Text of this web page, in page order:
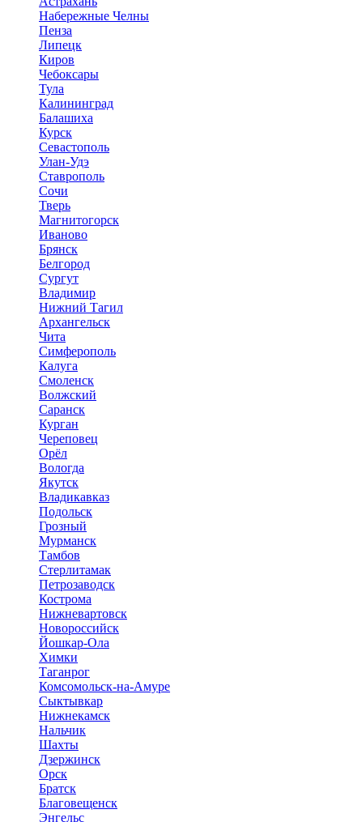
Набережные Челны
Пенза
Липецк
Киров
Чебоксары
Тула
Калининград
Балашиха
Курск
Севастополь
Улан-Удэ
Ставрополь
Сочи
Тверь
Магнитогорск
Иваново
Брянск
Белгород
Сургут
Владимир
Нижний Тагил
Архангельск
Чита
Симферополь
Калуга
Смоленск
Волжский
Саранск
Курган
Череповец
Орёл
Вологда
Якутск
Владикавказ
Подольск
Грозный
Мурманск
Тамбов
Стерлитамак
Петрозаводск
Кострома
Нижневартовск
Новороссийск
Йошкар-Ола
Химки
Таганрог
Комсомольск-на-Амуре
Сыктывкар
Нижнекамск
Нальчик
Шахты
Дзержинск
Орск
Братск
Благовещенск
Энгельс